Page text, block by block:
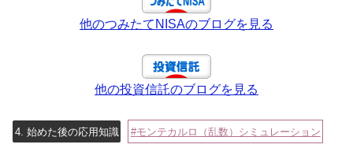
他のつみたてNISAのブログを見る
他の投資信託のブログを見る
4. 始めた後の応用知識 モンテカルロ（乱数）シミュレーション